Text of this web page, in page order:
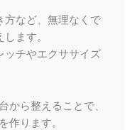
方など、無理なくで
ます。
ッチやエクササイズ
から整えることで、
作ります。